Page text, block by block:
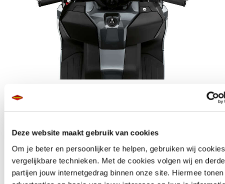
Deze website maakt gebruik van cookies
Om je beter en persoonlijker te helpen, gebruiken wij
vergelijkbare technieken. Met de cookies volgen wij en derde
partijen jouw internetgedrag binnen onze site. Hiermee
Aluminium
Een essentieel constructieonderdeel van de BMW C evolution is de
gegoten aluminium accubehuizing: deze is waterdicht, dient als